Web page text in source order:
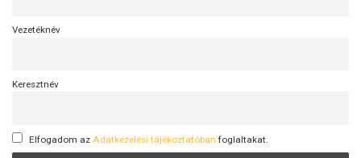
Vezetéknév
Keresztnév
Elfogadom az Adatkezelési tájékoztatóban foglaltakat.